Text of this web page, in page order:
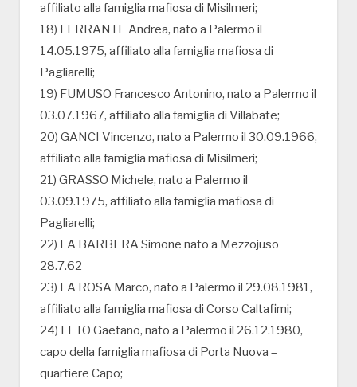
affiliato alla famiglia mafiosa di Misilmeri;
18) FERRANTE Andrea, nato a Palermo il
14.05.1975, affiliato alla famiglia mafiosa di
Pagliarelli;
19) FUMUSO Francesco Antonino, nato a Palermo il
03.07.1967, affiliato alla famiglia di Villabate;
20) GANCI Vincenzo, nato a Palermo il 30.09.1966,
affiliato alla famiglia mafiosa di Misilmeri;
21) GRASSO Michele, nato a Palermo il
03.09.1975, affiliato alla famiglia mafiosa di
Pagliarelli;
22) LA BARBERA Simone nato a Mezzojuso
28.7.62
23) LA ROSA Marco, nato a Palermo il 29.08.1981,
affiliato alla famiglia mafiosa di Corso Caltafimi;
24) LETO Gaetano, nato a Palermo il 26.12.1980,
capo della famiglia mafiosa di Porta Nuova –
quartiere Capo;